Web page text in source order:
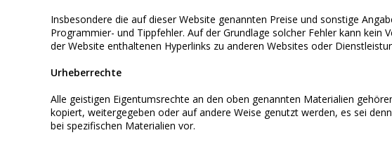
Insbesondere die auf dieser Website genannten Preise und sonstige
Programmier- und Tippfehler. Auf der Grundlage solcher Fehler kann
der Website enthaltenen Hyperlinks zu anderen Websites oder
Urheberrechte
Alle geistigen Eigentumsrechte an den oben genannten Materialien
kopiert, weitergegeben oder auf andere Weise genutzt werden, es sei
bei spezifischen Materialien vor.